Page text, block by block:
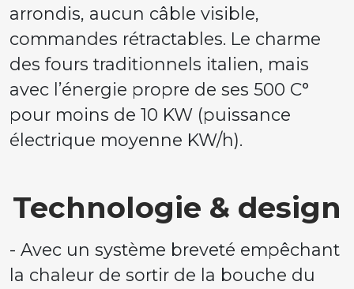
arrondis, aucun câble visible,
commandes rétractables. Le charme
des fours traditionnels italien, mais
avec l’énergie propre de ses 500 C°
pour moins de 10 KW (puissance
électrique moyenne KW/h).
Technologie & design
- Avec un système breveté empêchant
la chaleur de sortir de la bouche du